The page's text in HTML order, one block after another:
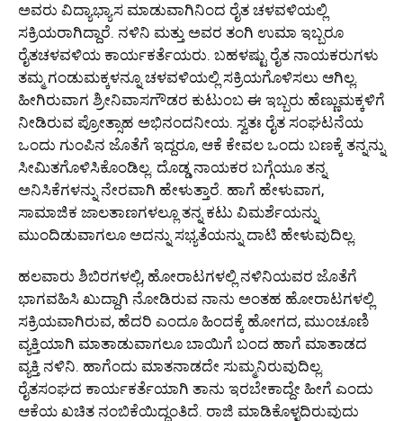
ಅವರು ವಿದ್ಯಾಭ್ಯಾಸ ಮಾಡುವಾಗಿನಿಂದ ರೈತ ಚಳವಳಿಯಲ್ಲಿ
ಸಕ್ರಿಯರಾಗಿದ್ದಾರೆ. ನಳಿನಿ ಮತ್ತು ಅವರ ತಂಗಿ ಉಮಾ ಇಬ್ಬರೂ
ರೈತಚಳವಳಿಯ ಕಾರ್ಯಕರ್ತೆಯರು. ಬಹಳಷ್ಟು ರೈತ ನಾಯಕರುಗಳು
ತಮ್ಮ ಗಂಡುಮಕ್ಕಳನ್ನೂ ಚಳವಳಿಯಲ್ಲಿ ಸಕ್ರಿಯಗೊಳಿಸಲು ಆಗಿಲ್ಲ.
ಹೀಗಿರುವಾಗ ಶ್ರೀನಿವಾಸಗೌಡರ ಕುಟುಂಬ ಈ ಇಬ್ಬರು ಹೆಣ್ಣುಮಕ್ಕಳಿಗೆ
ನೀಡಿರುವ ಪ್ರೋತ್ಸಾಹ ಅಭಿನಂದನೀಯ. ಸ್ವತಃ ರೈತ ಸಂಘಟನೆಯ
ಒಂದು ಗುಂಪಿನ ಜೊತೆಗೆ ಇದ್ದರೂ, ಆಕೆ ಕೇವಲ ಒಂದು ಬಣಕ್ಕೆ ತನ್ನನ್ನು
ಸೀಮಿತಗೊಳಿಸಿಕೊಂಡಿಲ್ಲ. ದೊಡ್ಡ ನಾಯಕರ ಬಗ್ಗೆಯೂ ತನ್ನ
ಅನಿಸಿಕೆಗಳನ್ನು ನೇರವಾಗಿ ಹೇಳುತ್ತಾರೆ. ಹಾಗೆ ಹೇಳುವಾಗ,
ಸಾಮಾಜಿಕ ಜಾಲತಾಣಗಳಲ್ಲೂ ತನ್ನ ಕಟು ವಿಮರ್ಶೆಯನ್ನು
ಮುಂದಿಡುವಾಗಲೂ ಅದನ್ನು ಸಭ್ಯತೆಯನ್ನು ದಾಟಿ ಹೇಳುವುದಿಲ್ಲ.
ಹಲವಾರು ಶಿಬಿರಗಳಲ್ಲಿ, ಹೋರಾಟಗಳಲ್ಲಿ ನಳಿನಿಯವರ ಜೊತೆಗೆ
ಭಾಗವಹಿಸಿ ಖುದ್ದಾಗಿ ನೋಡಿರುವ ನಾನು ಅಂತಹ ಹೋರಾಟಗಳಲ್ಲಿ
ಸಕ್ರಿಯವಾಗಿರುವ, ಹೆದರಿ ಎಂದೂ ಹಿಂದಕ್ಕೆ ಹೋಗದ, ಮುಂಚೂಣಿ
ವ್ಯಕ್ತಿಯಾಗಿ ಮಾತಾಡುವಾಗಲೂ ಬಾಯಿಗೆ ಬಂದ ಹಾಗೆ ಮಾತಾಡದ
ವ್ಯಕ್ತಿ ನಳಿನಿ. ಹಾಗೆಂದು ಮಾತನಾಡದೇ ಸುಮ್ಮನಿರುವುದಿಲ್ಲ.
ರೈತಸಂಘದ ಕಾರ್ಯಕರ್ತೆಯಾಗಿ ತಾನು ಇರಬೇಕಾದ್ದೇ ಹೀಗೆ ಎಂದು
ಆಕೆಯ ಖಚಿತ ನಂಬಿಕೆಯಿದ್ದಂತಿದೆ. ರಾಜಿ ಮಾಡಿಕೊಳ್ಳದಿರುವುದು